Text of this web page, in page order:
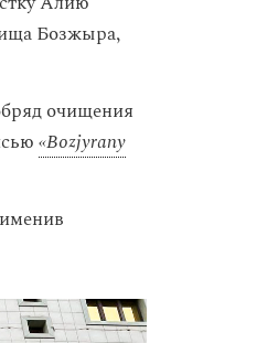
Бозжыра,
очищения
«Bozjyrany